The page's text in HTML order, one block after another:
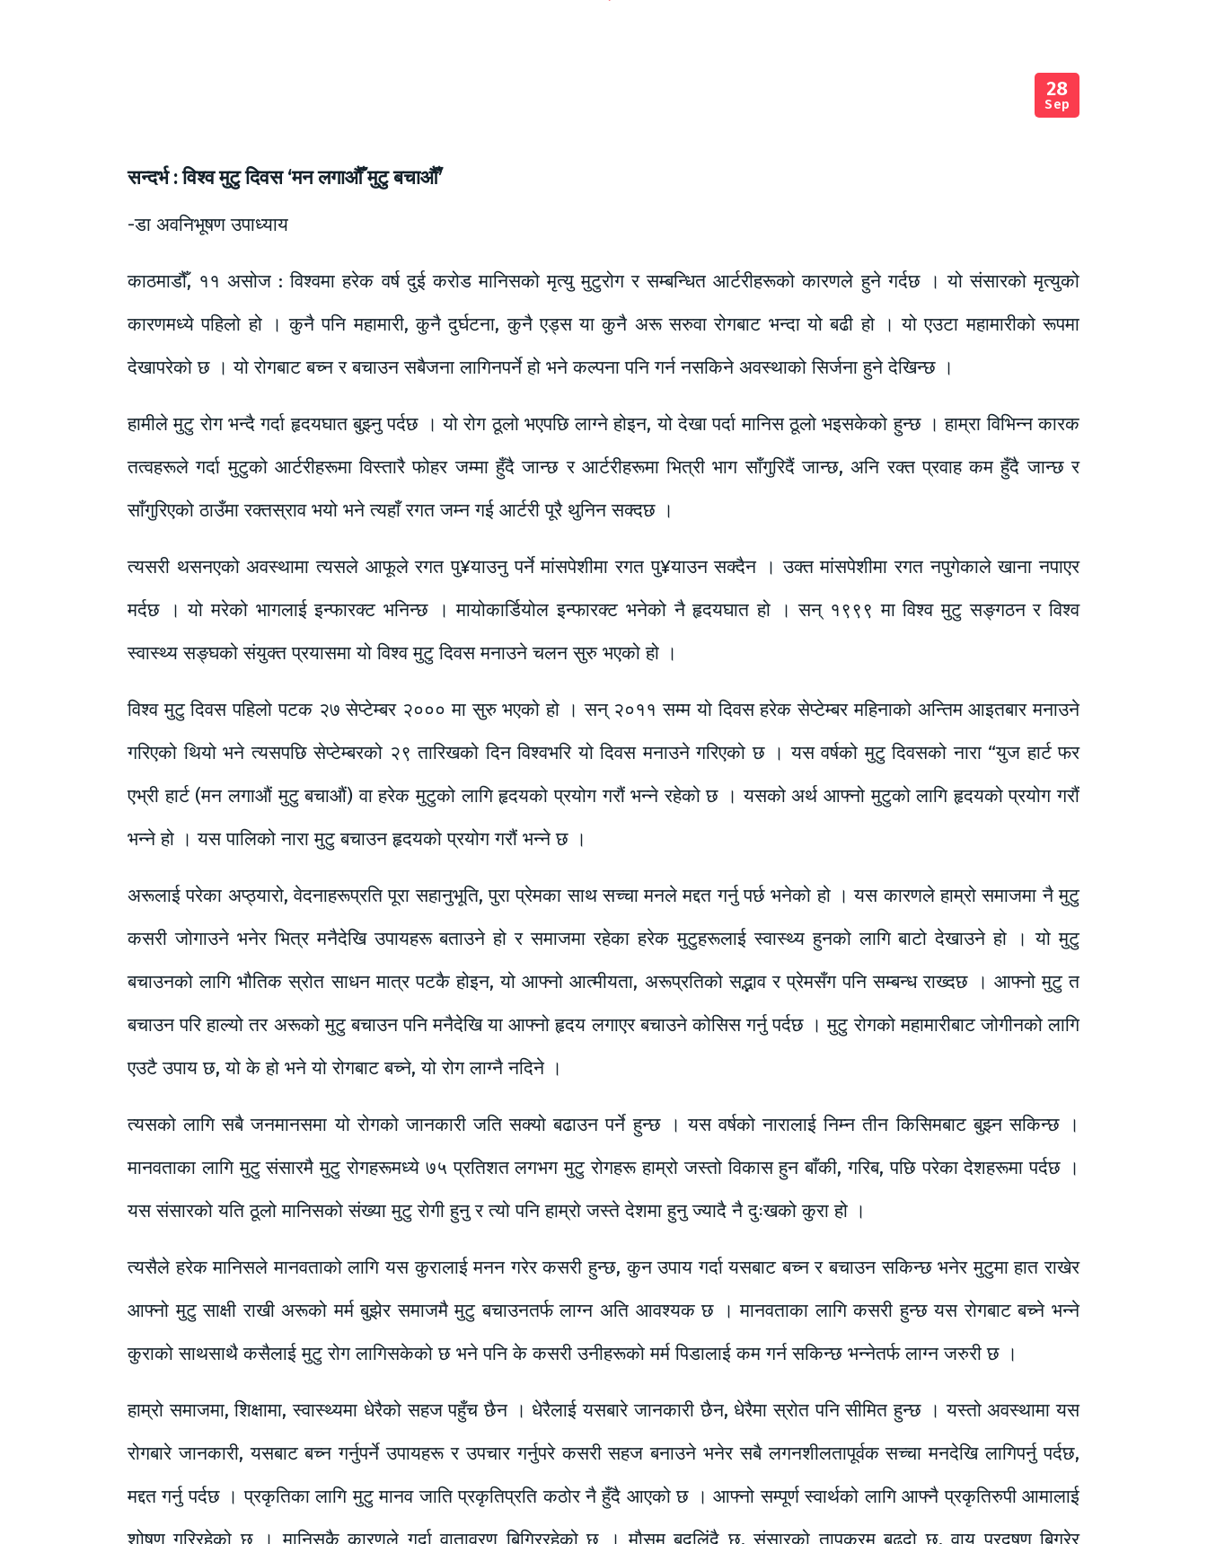
28
Sep
सन्दर्भ : विश्व मुटु दिवस ‘मन लगाऔँ मुटु बचाऔँ’
-डा अवनिभूषण उपाध्याय
काठमाडौँ, ११ असोज : विश्वमा हरेक वर्ष दुई करोड मानिसको मृत्यु मुटुरोग र सम्बन्धित आर्टरीहरूको कारणले हुने गर्दछ । यो संसारको मृत्युको
कारणमध्ये पहिलो हो । कुनै पनि महामारी, कुनै दुर्घटना, कुनै एड्स या कुनै अरू सरुवा रोगबाट भन्दा यो बढी हो । यो एउटा महामारीको रूपमा
देखापरेको छ । यो रोगबाट बच्न र बचाउन सबैजना लागिनपर्ने हो भने कल्पना पनि गर्न नसकिने अवस्थाको सिर्जना हुने देखिन्छ ।
हामीले मुटु रोग भन्दै गर्दा हृदयघात बुझ्नु पर्दछ । यो रोग ठूलो भएपछि लाग्ने होइन, यो देखा पर्दा मानिस ठूलो भइसकेको हुन्छ । हाम्रा विभिन्न कारक
तत्वहरूले गर्दा मुटुको आर्टरीहरूमा विस्तारै फोहर जम्मा हुँदै जान्छ र आर्टरीहरूमा भित्री भाग साँगुरिदैं जान्छ, अनि रक्त प्रवाह कम हुँदै जान्छ र
साँगुरिएको ठाउँमा रक्तस्राव भयो भने त्यहाँ रगत जम्न गई आर्टरी पूरै थुनिन सक्दछ ।
त्यसरी थसनएको अवस्थामा त्यसले आफूले रगत पु¥याउनु पर्ने मांसपेशीमा रगत पु¥याउन सक्दैन । उक्त मांसपेशीमा रगत नपुगेकाले खाना नपाएर
मर्दछ । यो मरेको भागलाई इन्फारक्ट भनिन्छ । मायोकार्डियोल इन्फारक्ट भनेको नै हृदयघात हो । सन् १९९९ मा विश्व मुटु सङ्गठन र विश्व
स्वास्थ्य सङ्घको संयुक्त प्रयासमा यो विश्व मुटु दिवस मनाउने चलन सुरु भएको हो ।
विश्व मुटु दिवस पहिलो पटक २७ सेप्टेम्बर २००० मा सुरु भएको हो । सन् २०११ सम्म यो दिवस हरेक सेप्टेम्बर महिनाको अन्तिम आइतबार मनाउने
गरिएको थियो भने त्यसपछि सेप्टेम्बरको २९ तारिखको दिन विश्वभरि यो दिवस मनाउने गरिएको छ । यस वर्षको मुटु दिवसको नारा “युज हार्ट फर
एभ्री हार्ट (मन लगाऔं मुटु बचाऔं) वा हरेक मुटुको लागि हृदयको प्रयोग गरौं भन्ने रहेको छ । यसको अर्थ आफ्नो मुटुको लागि हृदयको प्रयोग गरौं
भन्ने हो । यस पालिको नारा मुटु बचाउन हृदयको प्रयोग गरौं भन्ने छ ।
अरूलाई परेका अप्ठ्यारो, वेदनाहरूप्रति पूरा सहानुभूति, पुरा प्रेमका साथ सच्चा मनले मद्दत गर्नु पर्छ भनेको हो । यस कारणले हाम्रो समाजमा नै मुटु
कसरी जोगाउने भनेर भित्र मनैदेखि उपायहरू बताउने हो र समाजमा रहेका हरेक मुटुहरूलाई स्वास्थ्य हुनको लागि बाटो देखाउने हो । यो मुटु
बचाउनको लागि भौतिक स्रोत साधन मात्र पटकै होइन, यो आफ्नो आत्मीयता, अरूप्रतिको सद्भाव र प्रेमसँग पनि सम्बन्ध राख्दछ । आफ्नो मुटु त
बचाउन परि हाल्यो तर अरूको मुटु बचाउन पनि मनैदेखि या आफ्नो हृदय लगाएर बचाउने कोसिस गर्नु पर्दछ । मुटु रोगको महामारीबाट जोगीनको लागि
एउटै उपाय छ, यो के हो भने यो रोगबाट बच्ने, यो रोग लाग्नै नदिने ।
त्यसको लागि सबै जनमानसमा यो रोगको जानकारी जति सक्यो बढाउन पर्ने हुन्छ । यस वर्षको नारालाई निम्न तीन किसिमबाट बुझ्न सकिन्छ ।
मानवताका लागि मुटु संसारमै मुटु रोगहरूमध्ये ७५ प्रतिशत लगभग मुटु रोगहरू हाम्रो जस्तो विकास हुन बाँकी, गरिब, पछि परेका देशहरूमा पर्दछ ।
यस संसारको यति ठूलो मानिसको संख्या मुटु रोगी हुनु र त्यो पनि हाम्रो जस्ते देशमा हुनु ज्यादै नै दुःखको कुरा हो ।
त्यसैले हरेक मानिसले मानवताको लागि यस कुरालाई मनन गरेर कसरी हुन्छ, कुन उपाय गर्दा यसबाट बच्न र बचाउन सकिन्छ भनेर मुटुमा हात राखेर
आफ्नो मुटु साक्षी राखी अरूको मर्म बुझेर समाजमै मुटु बचाउनतर्फ लाग्न अति आवश्यक छ । मानवताका लागि कसरी हुन्छ यस रोगबाट बच्ने भन्ने
कुराको साथसाथै कसैलाई मुटु रोग लागिसकेको छ भने पनि के कसरी उनीहरूको मर्म पिडालाई कम गर्न सकिन्छ भन्नेतर्फ लाग्न जरुरी छ ।
हाम्रो समाजमा, शिक्षामा, स्वास्थ्यमा धेरैको सहज पहुँच छैन । धेरैलाई यसबारे जानकारी छैन, धेरैमा स्रोत पनि सीमित हुन्छ । यस्तो अवस्थामा यस
रोगबारे जानकारी, यसबाट बच्न गर्नुपर्ने उपायहरू र उपचार गर्नुपरे कसरी सहज बनाउने भनेर सबै लगनशीलतापूर्वक सच्चा मनदेखि लागिपर्नु पर्दछ,
मद्दत गर्नु पर्दछ । प्रकृतिका लागि मुटु मानव जाति प्रकृतिप्रति कठोर नै हुँदै आएको छ । आफ्नो सम्पूर्ण स्वार्थको लागि आफ्नै प्रकृतिरुपी आमालाई